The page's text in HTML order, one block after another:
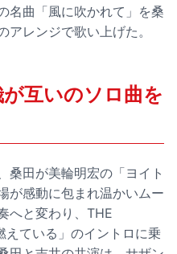
名曲「風に吹かれて」を桑
レンジで歌い上げた。
互いのソロ曲を
桑田が美輪明宏の「ヨイト
が感動に包まれ温かいムー
へと変わり、THE
えている」のイントロに乗